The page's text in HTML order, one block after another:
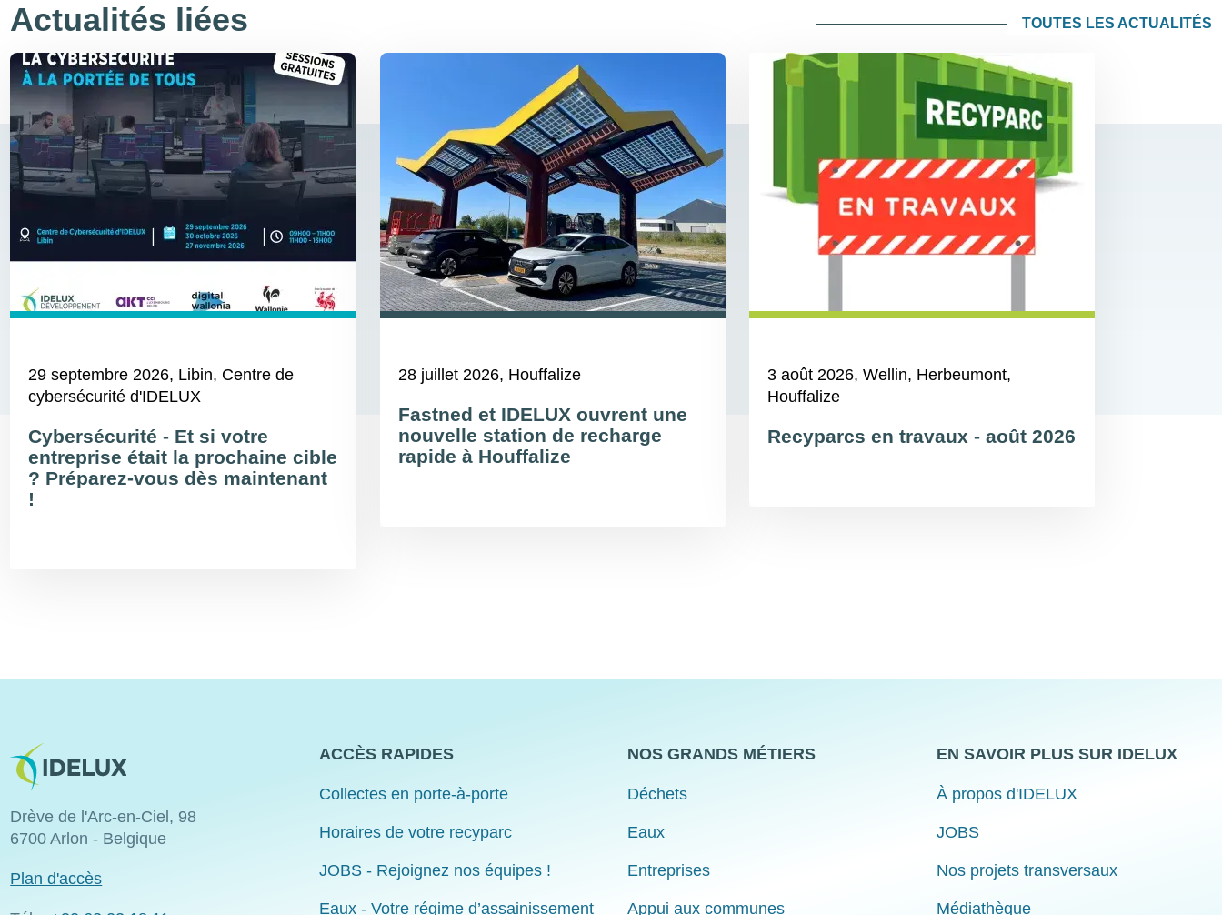
Actualités liées
29 septembre 2026, Libin, Centre de
cybersécurité d'IDELUX
Cybersécurité - Et si votre
entreprise était la prochaine cible
? Préparez-vous dès maintenant
!
28 juillet 2026, Houffalize
Fastned et IDELUX ouvrent une
nouvelle station de recharge
rapide à Houffalize
3 août 2026, Wellin, Herbeumont,
Houffalize
Recyparcs en travaux - août 2026
TOUTES LES ACTUALITÉS
Image
Drève de l'Arc-en-Ciel, 98
6700 Arlon - Belgique
Plan d'accès
ACCÈS RAPIDES
Collectes en porte-à-porte
Horaires de votre recyparc
JOBS - Rejoignez nos équipes !
Eaux - Votre régime d’assainissement
NOS GRANDS MÉTIERS
Déchets
Eaux
Entreprises
Appui aux communes
EN SAVOIR PLUS SUR IDELUX
À propos d'IDELUX
JOBS
Nos projets transversaux
Médiathèque